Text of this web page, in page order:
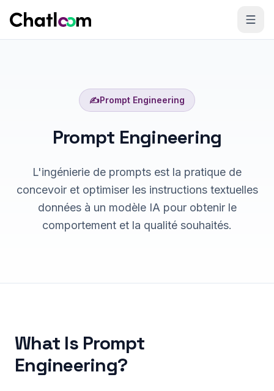
✍️Prompt Engineering
Prompt Engineering
L'ingénierie de prompts est la pratique de
concevoir et optimiser les instructions textuelles
données à un modèle IA pour obtenir le
comportement et la qualité souhaités.
What Is Prompt
Engineering?